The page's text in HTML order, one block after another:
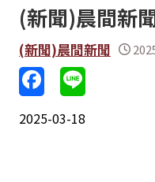
(新聞)晨間新
(新聞)晨間新聞
2025-03-18